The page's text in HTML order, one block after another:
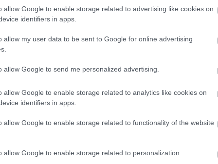
allow Google to enable storage related to advertising like cookies on
identifiers in apps.
allow my user data to be sent to Google for online advertising
allow Google to send me personalized advertising.
allow Google to enable storage related to analytics like cookies on
identifiers in apps.
allow Google to enable storage related to functionality of the website
allow Google to enable storage related to personalization.
folyamatosan támadta Márki-Zay
háborúba sodorná Magyarországot.
arról, hogy a baloldallal ellentétben ők a
arról beszélt a héten a
ha a NATO úgy döntene, beavatkozik,
akár katonai segítséget is kellene
háborúban is részt vett.